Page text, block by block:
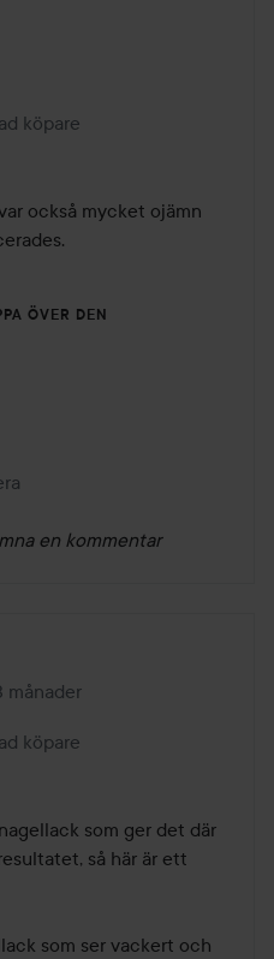
2 månader
köpare
också mycket ojämn
ÖVER DEN
en kommentar
Lyko Creator.
månaderskapades 3 månader
köpare
som ger det där
så här är ett
som ser vackert och